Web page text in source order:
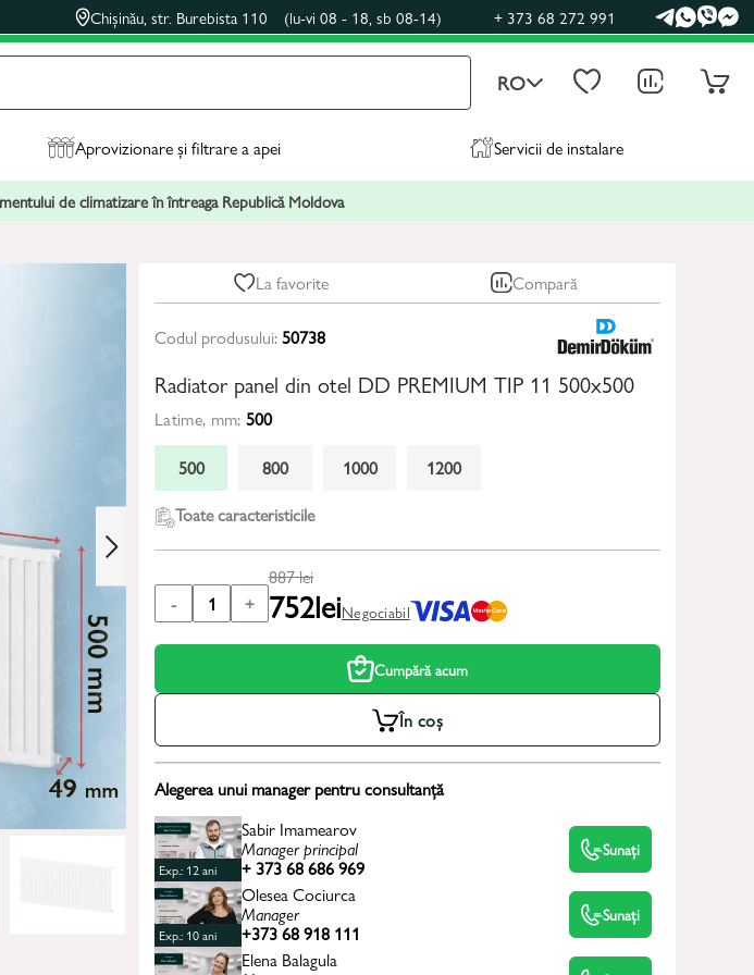
Chișinău, str. Burebista 110 (lu-vi 08 - 18, sb 08-14) + 373 68 272 991
RO
Aprovizionare și filtrare a apei Servicii de instalare
de climatizare în întreaga Republică Moldova
La favorite Compară
Codul produsului:50738
Radiator panel din otel DD PREMIUM TIP 11 500x500
Latime, mm: 500
500
800 1000
1200
Toate caracteristicile
- 1 +
887lei
752leiNegociabil
Cumpără acum
În coș
Alegerea unui manager pentru consultanță
Exp.: 12 ani
Sabir Imamearov
Manager principal
+ 373 68 686 969
Sunați
Exp.: 10 ani
Olesea Cociurca
Manager
+373 68 918 111
Sunați
Elena Balagula